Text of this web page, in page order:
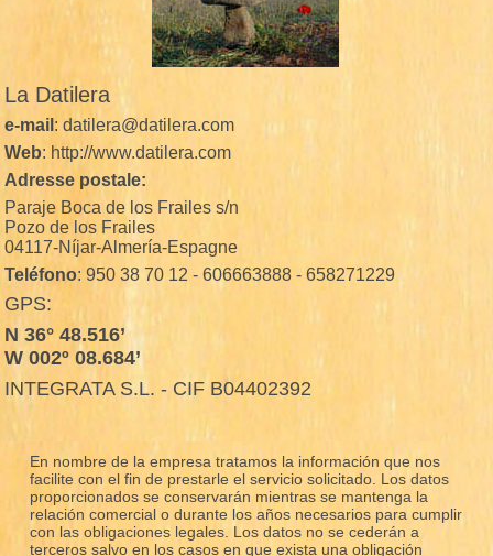
La Datilera
e-mail : datilera@datilera.com
Web: http://www.datilera.com
Adresse postale:
Paraje Boca de los Frailes s/n
Pozo de los Frailes
04117-Níjar-Almería-Espagne
Teléfono: 950 38 70 12 - 606663888 - 658271229
GPS:
N 36° 48.516’
W 002º 08.684’
INTEGRATA S.L. - CIF B04402392
En nombre de la empresa tratamos la información que nos
facilite con el fin de prestarle el servicio solicitado. Los datos
proporcionados se conservarán mientras se mantenga la
relación comercial o durante los años necesarios para cumplir
con las obligaciones legales. Los datos no se cederán a
terceros salvo en los casos en que exista una obligación